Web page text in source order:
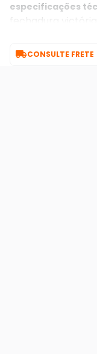
especificações
fechadura
CONSULTE FRETE